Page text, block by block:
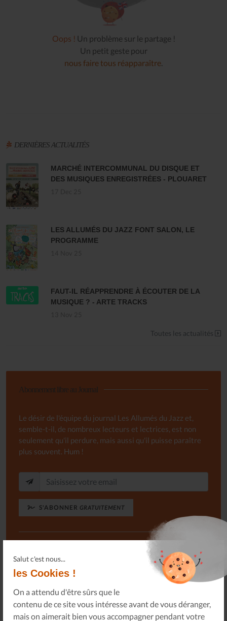
Salut c'est nous...
les Cookies !
On a attendu d'être sûrs que le
contenu de ce site vous intéresse avant de vous déranger,
mais on aimerait bien vous accompagner pendant votre
Oops ! Un problème sur le partage !
Un petit geste pour
nous faire tous réapparaître.
DERNIÈRES ACTUALITÉS
MARCHÉ INTERCOMMUNAL DU DISQUE ET
DES MUSIQUES ENREGISTRÉES - PLOUARET
LES ALLUMÉS DU JAZZ FONT SALON, LE
PROGRAMME
FAUT-IL RÉAPPRENDRE À ÉCOUTER DE LA
MUSIQUE ? - ARTE TRACKS
Toutes les actualités
Abonnement libre au Journal
Le désir de l'équipe du journal Les Allumés du Jazz et,
semble-t-il, de nombreux lecteurs et lectrices, est non
seulement qu'il perdure, mais aussi qu'il puisse paraître
plus souvent. Hum !
S'ABONNER GRATUITEMENT
Ou, je soutiens le journal Les Allumés du Jazz pour un
montant de...
SOUTENEZ-NOUS